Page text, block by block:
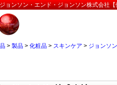
ョンソン・エンド・ジョンソン株式会社
> 製品 > 化粧品 > スキンケア > ジョンソ